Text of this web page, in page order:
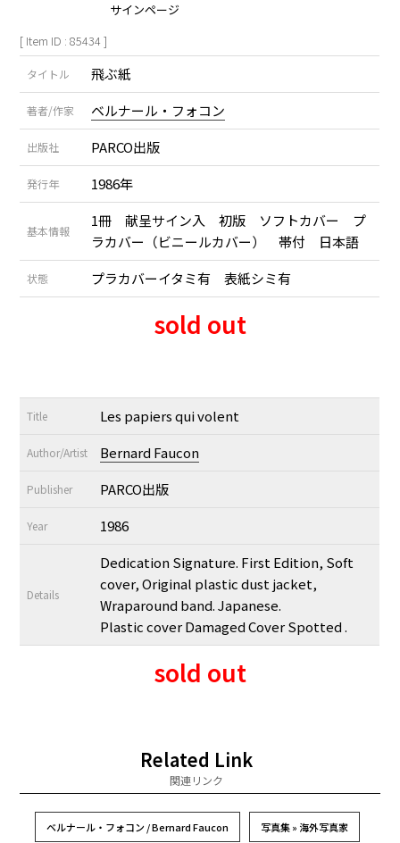
サインページ
[ Item ID : 85434 ]
タイトル 飛ぶ紙
著者/作家 ベルナール・フォコン
出版社 PARCO出版
発行年 1986年
基本情報
1冊 献呈サイン入 初版 ソフトカバー プ
ラカバー（ビニールカバー） 帯付 日本語
状態 プラカバーイタミ有 表紙シミ有
sold out
Title Les papiers qui volent
Author/Artist Bernard Faucon
Publisher PARCO出版
Year 1986
Details
Dedication Signature. First Edition, Soft
cover, Original plastic dust jacket,
Wraparound band. Japanese.
Plastic cover Damaged Cover Spotted .
sold out
Related Link
関連リンク
ベルナール・フォコン / Bernard Faucon 写真集 » 海外写真家